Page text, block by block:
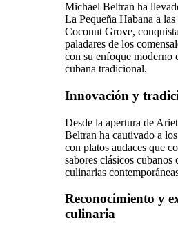
Michael Beltran ha
La Pequeña Habana a las
Coconut Grove,
paladares de los
con su enfoque moderno
cubana tradicional.
Innovación y
Desde la apertura de
Beltran ha cautivado a
con platos audaces que
sabores clásicos cubanos
culinarias
Reconocimiento y
culinaria